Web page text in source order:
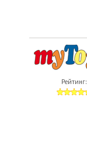
Рейтинг: